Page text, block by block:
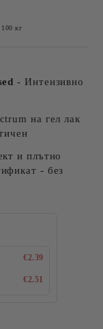
кг
- Интензивно
на гел лак
и плътно
- без
€2.39
€2.51